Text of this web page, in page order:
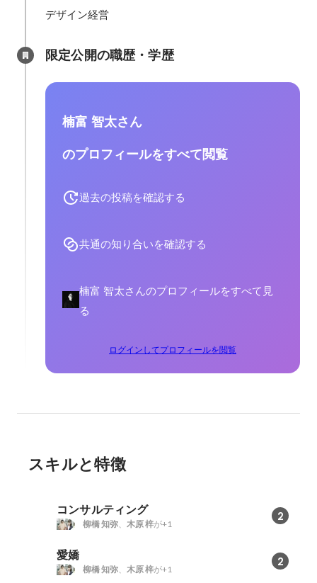
限定公開の職歴・学歴
楠富 智太さん
のプロフィールをすべて閲覧
過去の投稿を確認する
共通の知り合いを確認する
楠富 智太さんのプロフィールをすべて見
る
ログインしてプロフィールを閲覧
スキルと特徴
コンサルティング 2
柳橋 知弥、 木原 梓が+1
愛嬌 2
柳橋 知弥、 木原 梓が+1